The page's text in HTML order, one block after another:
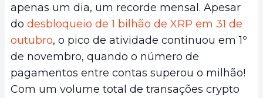
apenas um dia, um recorde mensal. Apesar
do desbloqueio de 1 bilhão de XRP em 31 de
outubro, o pico de atividade continuou em 1º
de novembro, quando o número de
pagamentos entre contas superou o milhão!
Com um volume total de transações crypto